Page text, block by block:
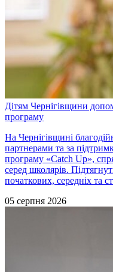
Дітям Чернігівщини
програму
На Чернігівщині
партнерами та за
програму «Catch Up»,
серед школярів.
початкових, середніх та
05 серпня 2026